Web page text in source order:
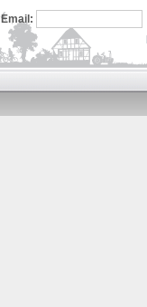
Email: